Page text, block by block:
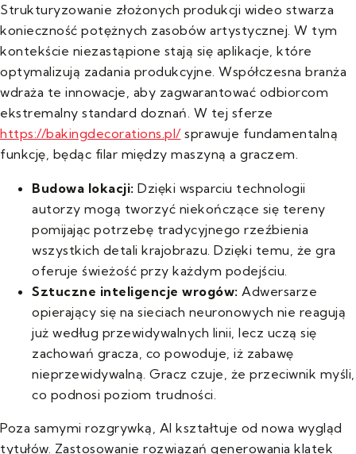
Strukturyzowanie złożonych produkcji wideo stwarza
konieczność potężnych zasobów artystycznej. W tym
kontekście niezastąpione stają się aplikacje, które
optymalizują zadania produkcyjne. Współczesna branża
wdraża te innowacje, aby zagwarantować odbiorcom
ekstremalny standard doznań. W tej sferze
https://bakingdecorations.pl/sprawuje fundamentalną
funkcję, będąc filar między maszyną a graczem.
Budowa lokacji: Dzięki wsparciu technologii
autorzy mogą tworzyć niekończące się tereny
pomijając potrzebę tradycyjnego rzeźbienia
wszystkich detali krajobrazu. Dzięki temu, że gra
oferuje świeżość przy każdym podejściu.
Sztuczne inteligencje wrogów: Adwersarze
opierający się na sieciach neuronowych nie reagują
już według przewidywalnych linii, lecz uczą się
zachowań gracza, co powoduje, iż zabawę
nieprzewidywalną. Gracz czuje, że przeciwnik myśli,
co podnosi poziom trudności.
Poza samymi rozgrywką, AI kształtuje od nowa wygląd
tytułów. Zastosowanie rozwiązań generowania klatek